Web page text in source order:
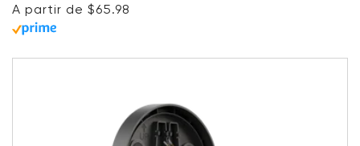
Precio habitual
Precio de oferta
A partir de $65.98